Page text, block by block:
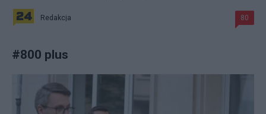
Redakcja 80
#800 plus